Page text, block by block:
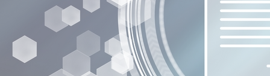
Agenda
Actualités